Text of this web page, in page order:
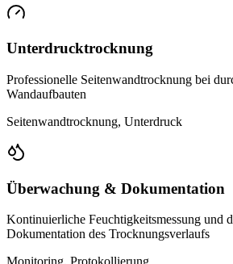
Unterdrucktrocknung
Professionelle Seitenwandtrocknung bei
Wandaufbauten
Seitenwandtrocknung, Unterdruck
Überwachung & Dokumentation
Kontinuierliche Feuchtigkeitsmessung und
Dokumentation des Trocknungsverlaufs